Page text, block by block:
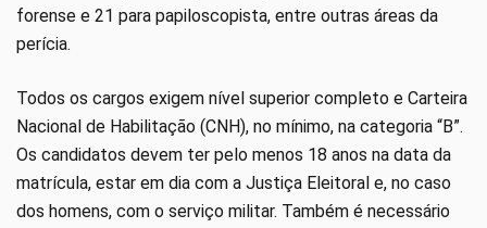
forense e 21 para papiloscopista, entre outras áreas da
perícia.
Todos os cargos exigem nível superior completo e Carteira
Nacional de Habilitação (CNH), no mínimo, na categoria “B”.
Os candidatos devem ter pelo menos 18 anos na data da
matrícula, estar em dia com a Justiça Eleitoral e, no caso
dos homens, com o serviço militar. Também é necessário